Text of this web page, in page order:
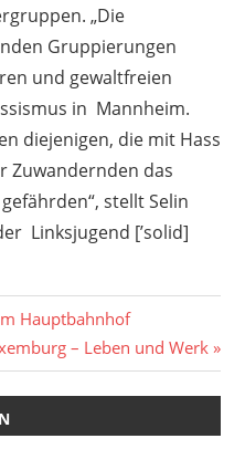
„Die
Gruppierungen
und gewaltfreien
in Mannheim.
diejenigen, die mit Hass
Zuwandernden das
stellt Selin
Linksjugend [’solid]
Hauptbahnhof
– Leben und Werk